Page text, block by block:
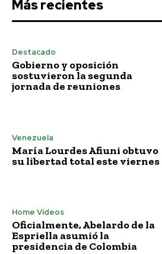
Más recientes
Destacado
Gobierno y oposición
sostuvieron la segunda
jornada de reuniones
Venezuela
María Lourdes Afiuni obtuvo
su libertad total este viernes
Home Vídeos
Oficialmente, Abelardo de la
Espriella asumió la
presidencia de Colombia